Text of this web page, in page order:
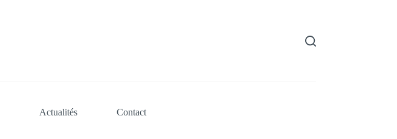
Actualités Contact